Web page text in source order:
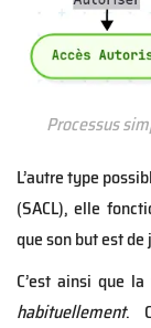
Processus
L’autre type
(SACL), elle
que son but est
C’est ainsi que
habituellement.